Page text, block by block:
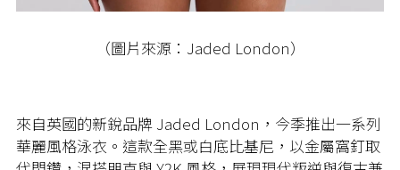
（圖片來源：Jaded London）
來自英國的新銳品牌 Jaded London，今季推出一系列
華麗風格泳衣。這款全黑或白底比基尼，以金屬窩釘取